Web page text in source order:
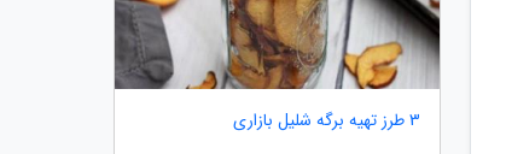
3 طرز تهیه برگه شلیل بازاری